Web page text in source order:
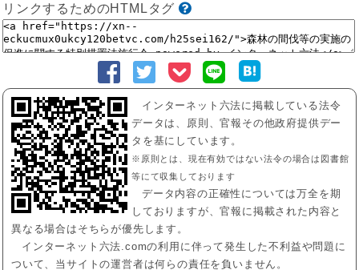
リンクするためのHTMLタグ
インターネット六法に掲載している法令
データは、原則、官報その他政府提供デー
タを基にしています。
※原則とは、現在有効ではない法令の場合は図書館
等にて収集しております
データ内容の正確性については万全を期
しておりますが、官報に掲載された内容と
異なる場合はそちらが優先します。
インターネット六法.comの利用に伴って発生した不利益や問題に
ついて、当サイトの運営者は何らの責任を負いません。